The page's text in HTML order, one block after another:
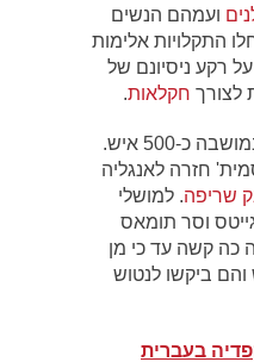
ועמהם הנשים
התקלויות אלימות
רקע ניסיונם של
לצורך חקלאות.
כבר היו במושבה כ-500 איש.
חזרה לאנגליה
שריפה. למושלי
וסר תומאס
כה קשה עד כי מן
רק 150 איש והם ביקשו לנטוש
בעברית